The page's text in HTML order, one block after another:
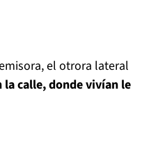
el otrora lateral
calle, donde vivían le